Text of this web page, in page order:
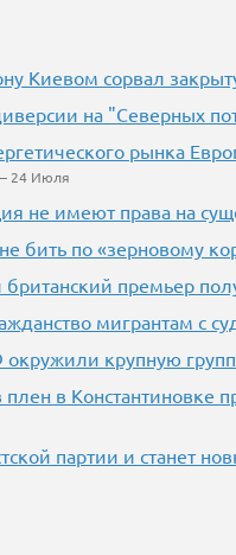
Киевом сорвал
на "Северных
рынка
24 Июля
не имеют права на
бить по «зерновому
премьер
мигрантам с
крупную
в Константиновке
партии и станет